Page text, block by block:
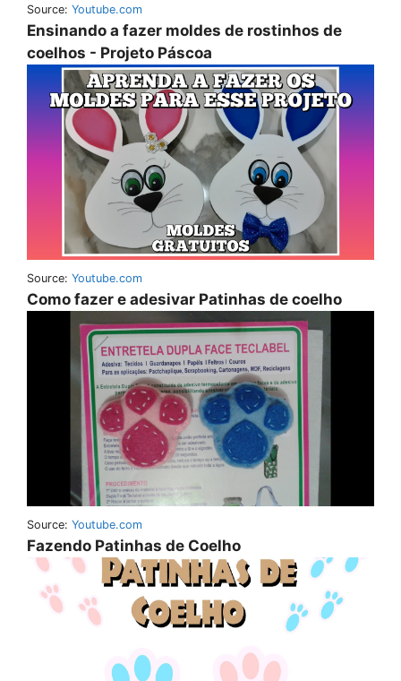
Source: Youtube.com
Ensinando a fazer moldes de rostinhos de
coelhos - Projeto Páscoa
Source: Youtube.com
Como fazer e adesivar Patinhas de coelho
Source: Youtube.com
Fazendo Patinhas de Coelho